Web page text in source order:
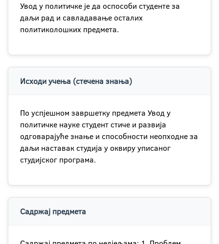
Увод у политичке је да оспособи студенте за
даљи рад и савладавање осталих
политиколошких предмета.
Исходи учења (стечена знања)
По успјешном завршетку предмета Увод у
политичке науке студент стиче и развија
одговарајуће знање и способности неопходне за
даљи наставак студија у оквиру уписаног
студијског програма.
Садржај предмета